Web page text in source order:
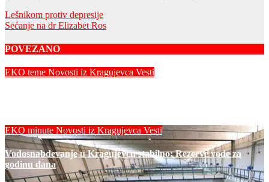
Post
navigation
Lešnikom protiv depresije
Sećanje na dr Elizabet Ros
POVEZANO
EKO teme Novosti iz Kragujevca Vesti
EKO minute Novosti iz Kragujevca Vesti
Vodosnabdevanje u Kragujevcu stabilno: Rezerve vode za
godinu dana